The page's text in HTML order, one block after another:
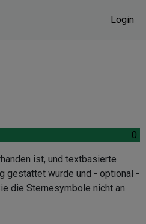
Login
0
ist, und textbasierte
gestattet wurde und - optional -
die Sternesymbole nicht an.